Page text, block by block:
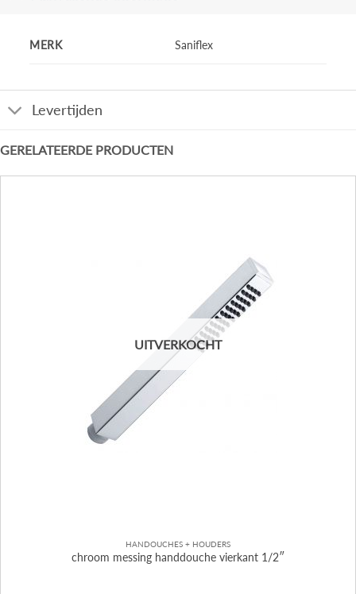
MERK Saniflex
Levertijden
GERELATEERDE PRODUCTEN
UITVERKOCHT
HANDOUCHES + HOUDERS
chroom messing handdouche vierkant 1/2″